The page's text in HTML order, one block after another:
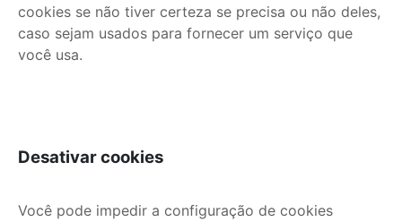
cookies se não tiver certeza se precisa ou não deles,
caso sejam usados para fornecer um serviço que
você usa.
Desativar cookies
Você pode impedir a configuração de cookies